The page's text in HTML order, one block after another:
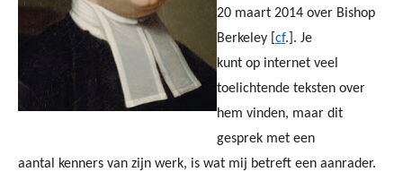
20 maart 2014 over Bishop
Berkeley [ cf.]. Je
kunt op internet veel
toelichtende teksten over
hem vinden, maar dit
gesprek met een
aantal kenners van zijn werk, is wat mij betreft een aanrader.